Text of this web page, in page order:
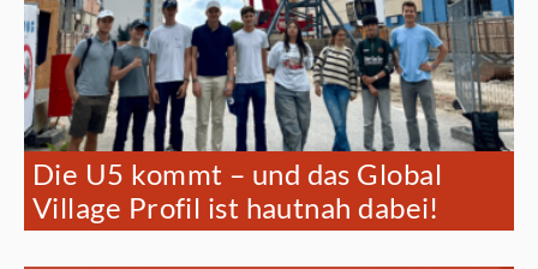
Die U5 kommt – und das Global
Village Profil ist hautnah dabei!